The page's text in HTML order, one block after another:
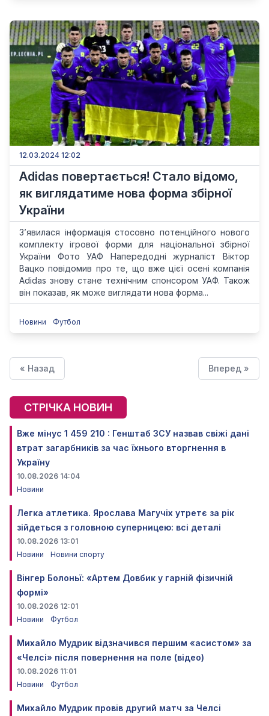
12.03.2024 12:02
Adidas повертається! Стало відомо,
як виглядатиме нова форма збірної
України
З’явилася інформація стосовно потенційного нового
комплекту ігрової форми для національної збірної
України Фото УАФ Напередодні журналіст Віктор
Вацко повідомив про те, що вже цієї осені компанія
Adidas знову стане технічним спонсором УАФ. Також
він показав, як може виглядати нова форма...
Новини Футбол
« Назад Вперед »
СТРІЧКА НОВИН
Вже мінус 1 459 210 : Генштаб ЗСУ назвав свіжі дані
втрат загарбників за час їхнього вторгнення в
Україну
10.08.2026 14:04
Новини
Легка атлетика. Ярослава Магучіх утретє за рік
зійдеться з головною суперницею: всі деталі
10.08.2026 13:01
Новини
Новини спорту
Вінгер Болоньї: «Артем Довбик у гарній фізичній
формі»
10.08.2026 12:01
Новини
Футбол
Михайло Мудрик відзначився першим «асистом» за
«Челсі» після повернення на поле (відео)
10.08.2026 11:01
Новини
Футбол
Михайло Мудрик провів другий матч за Челсі